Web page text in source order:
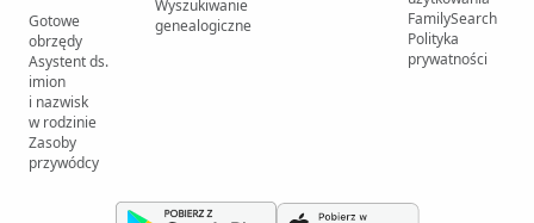
Gotowe
obrzędy
Asystent ds.
imion
i nazwisk
w rodzinie
Zasoby
przywódcy
Wyszukiwanie
genealogiczne
FamilySearch
Polityka
prywatności